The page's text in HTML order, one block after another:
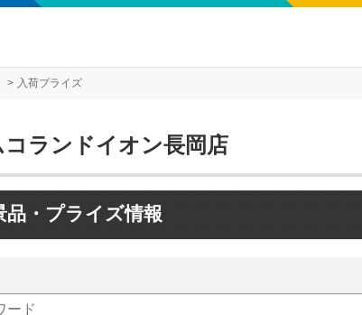
入荷プライズ
ランドイオン長岡店
品・プライズ情報